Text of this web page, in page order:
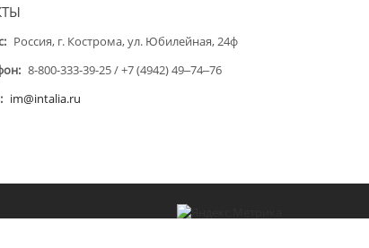
Россия, г. Кострома, ул. Юбилейная, 24ф
8-800-333-39-25 / +7 (4942) 49‒74‒76
im@intalia.ru